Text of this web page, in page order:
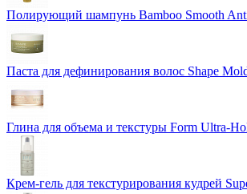
Полирующий шампунь Bamboo Smooth
Паста для дефинирования волос Shape
Глина для объема и текстуры Form Ultra-
Крем-гель для текстурирования кудрей